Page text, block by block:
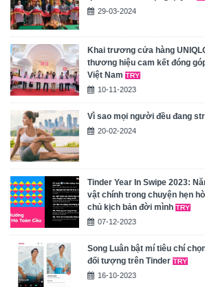
29-03-2024
Khai trương cửa hàng
thương hiệu cam kết đóng
Việt Nam
10-11-2023
Vì sao mọi người đều đang
20-02-2024
Tinder Year In Swipe 2023:
vật chính trong chuyện hẹn
chủ kịch bản đời mình
07-12-2023
Song Luân bật mí tiêu chí
đối tượng trên Tinder
16-10-2023